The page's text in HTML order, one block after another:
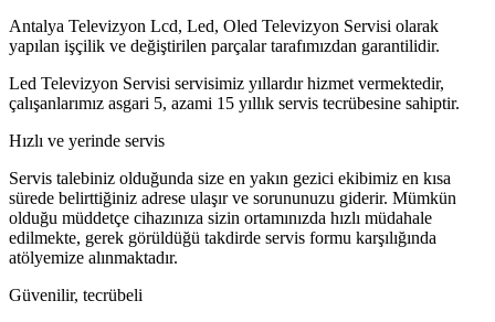
Antalya Televizyon Lcd, Led, Oled Televizyon Servisi olarak
yapılan işçilik ve değiştirilen parçalar tarafımızdan garantilidir.
Led Televizyon Servisi servisimiz yıllardır hizmet vermektedir,
çalışanlarımız asgari 5, azami 15 yıllık servis tecrübesine sahiptir.
Hızlı ve yerinde servis
Servis talebiniz olduğunda size en yakın gezici ekibimiz en kısa
sürede belirttiğiniz adrese ulaşır ve sorununuzu giderir. Mümkün
olduğu müddetçe cihazınıza sizin ortamınızda hızlı müdahale
edilmekte, gerek görüldüğü takdirde servis formu karşılığında
atölyemize alınmaktadır.
Güvenilir, tecrübeli